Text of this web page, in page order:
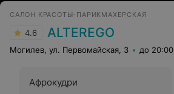
САЛОН КРАСОТЫ-ПАРИКМАХЕРСКАЯ
4.6 ALTEREGO
Могилев, ул. Первомайская, 3 до 20:00
Афрокудри